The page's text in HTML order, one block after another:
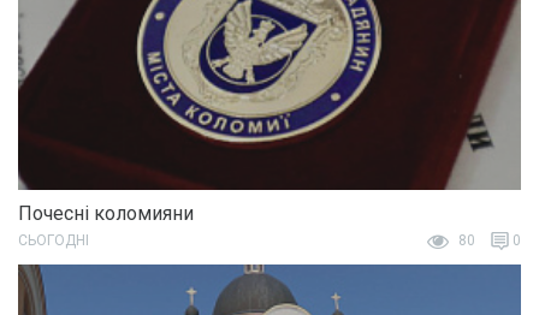
Почесні коломияни
СЬОГОДНІ 80 0